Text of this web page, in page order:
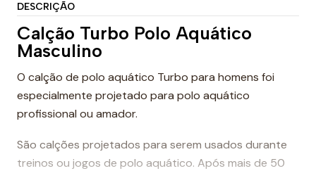
DESCRIÇÃO
Calção Turbo Polo Aquático
Masculino
O calção de polo aquático Turbo para homens foi
especialmente projetado para polo aquático
profissional ou amador.
São calções projetados para serem usados durante
treinos ou jogos de polo aquático. Após mais de 50